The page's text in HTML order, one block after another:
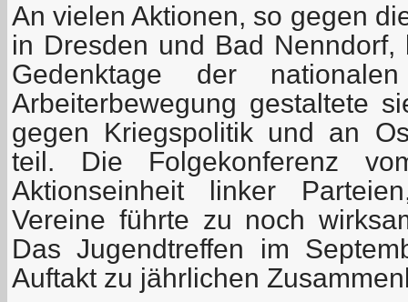
An vielen Aktionen, so gegen
in Dresden und Bad
Gedenktage der
Arbeiterbewegung gestaltete
gegen Kriegspolitik und an
teil. Die Folgekonferenz
Aktionseinheit linker
Vereine führte zu noch
Das Jugendtreffen im
Auftakt zu jährlichen